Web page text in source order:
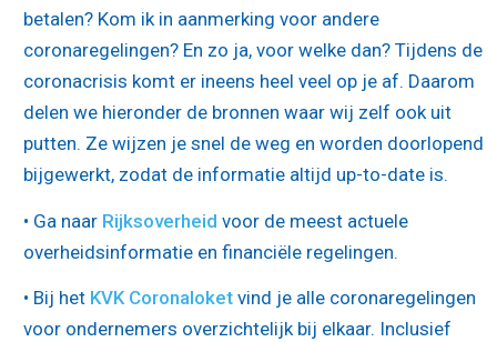
betalen? Kom ik in aanmerking voor andere
coronaregelingen? En zo ja, voor welke dan? Tijdens de
coronacrisis komt er ineens heel veel op je af. Daarom
delen we hieronder de bronnen waar wij zelf ook uit
putten. Ze wijzen je snel de weg en worden doorlopend
bijgewerkt, zodat de informatie altijd up-to-date is.
• Ga naar Rijksoverheid voor de meest actuele
overheidsinformatie en financiële regelingen.
• Bij het KVK Coronaloket vind je alle coronaregelingen
voor ondernemers overzichtelijk bij elkaar. Inclusief